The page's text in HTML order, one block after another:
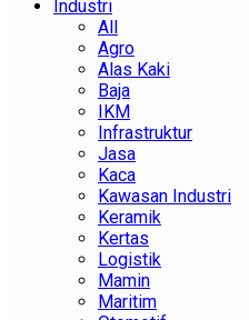
Industri
All
Agro
Alas Kaki
Baja
IKM
Infrastruktur
Jasa
Kaca
Kawasan Industri
Keramik
Kertas
Logistik
Mamin
Maritim